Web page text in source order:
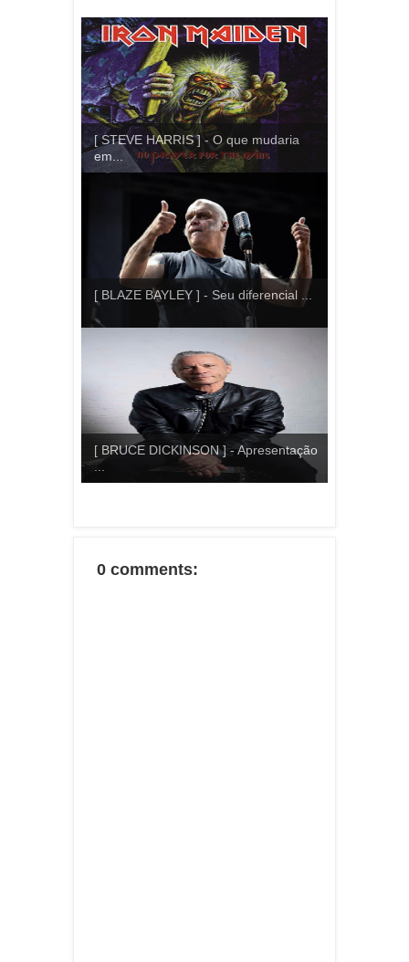
[ STEVE HARRIS ] - O que mudaria
em...
[ BLAZE BAYLEY ] - Seu diferencial ...
[ BRUCE DICKINSON ] - Apresentação
...
0 comments: